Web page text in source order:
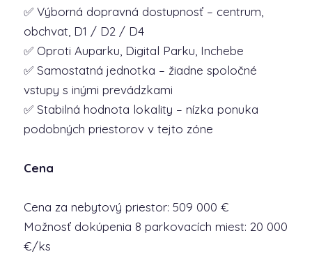
✅ Výborná dopravná dostupnosť – centrum,
obchvat, D1 / D2 / D4
✅ Oproti Auparku, Digital Parku, Inchebe
✅ Samostatná jednotka – žiadne spoločné
vstupy s inými prevádzkami
✅ Stabilná hodnota lokality – nízka ponuka
podobných priestorov v tejto zóne
Cena
Cena za nebytový priestor: 509 000 €
Možnosť dokúpenia 8 parkovacích miest: 20 000
€/ks